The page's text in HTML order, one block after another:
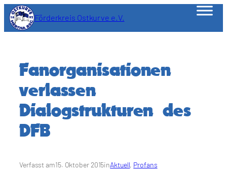
Zum
Inhalt
springen
Förderkreis Ostkurve e.V.
Fanorganisationen
verlassen
Dialogstrukturen des
DFB
Verfasst am15. Oktober 2015inAktuell, Profans